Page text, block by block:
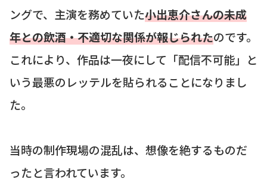
ングで、主演を務めていた小出恵介さんの未成
年との飲酒・不適切な関係が報じられたのです。
これにより、作品は一夜にして「配信不可能」と
いう最悪のレッテルを貼られることになりまし
た。
当時の制作現場の混乱は、想像を絶するものだ
ったと言われています。